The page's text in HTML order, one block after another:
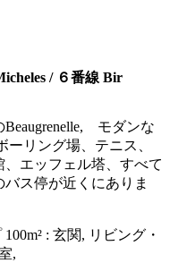
/ ６番線 Bir
モダンな
リング場、テニス、
エッフェル塔、すべて
ス停が近くにありま
: 玄関, リビング・
,